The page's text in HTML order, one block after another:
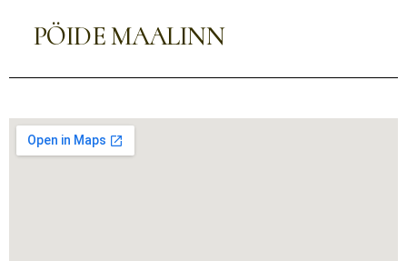
PÖIDE MAALINN